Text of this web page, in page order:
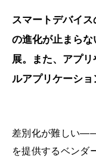
スマートデバイ
の進化が止まら
展。また、アプ
ルアプリケーショ
差別化が難しい――
を提供するベンダ